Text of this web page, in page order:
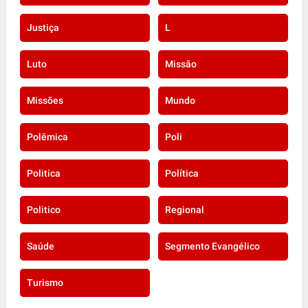
Justiça L
Luto Missão
Missões Mundo
Polêmica Poli
Politica Política
Politico Regional
Saúde Segmento Evangélico
Turismo